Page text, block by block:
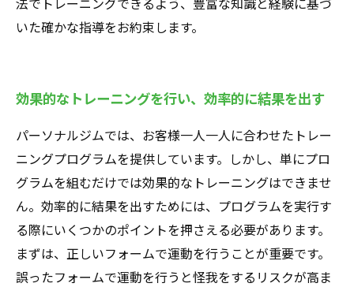
いた確かな指導をお約束します。
効果的なトレーニングを行い、効率的に結果を出す
パーソナルジムでは、お客様一人一人に合わせたトレー
ニングプログラムを提供しています。しかし、単にプロ
グラムを組むだけでは効果的なトレーニングはできませ
ん。効率的に結果を出すためには、プログラムを実行す
る際にいくつかのポイントを押さえる必要があります。
まずは、正しいフォームで運動を行うことが重要です。
誤ったフォームで運動を行うと怪我をするリスクが高ま